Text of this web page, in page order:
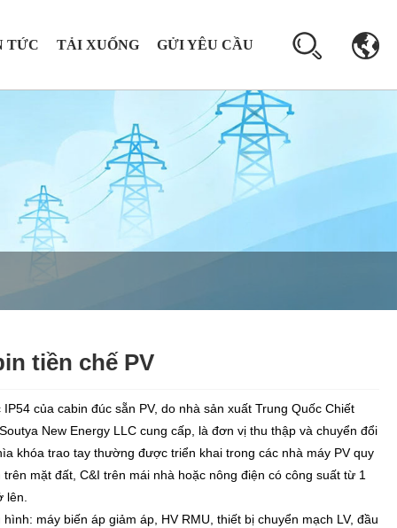
TỨC TẢI XUỐNG GỬI YÊU CẦU
tiền chế PV
IP54 của cabin đúc sẵn PV, do nhà sản xuất Trung Quốc Chiết
New Energy LLC cung cấp, là đơn vị thu thập và chuyển đổi
khóa trao tay thường được triển khai trong các nhà máy PV quy
trên mặt đất, C&I trên mái nhà hoặc nông điện có công suất từ ​​1
lên.
máy biến áp giảm áp, HV RMU, thiết bị chuyển mạch LV, đầu